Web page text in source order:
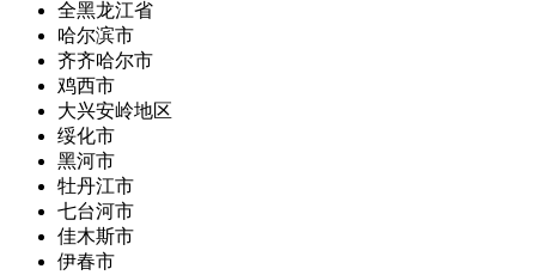
全黑龙江省
哈尔滨市
齐齐哈尔市
鸡西市
大兴安岭地区
绥化市
黑河市
牡丹江市
七台河市
佳木斯市
伊春市